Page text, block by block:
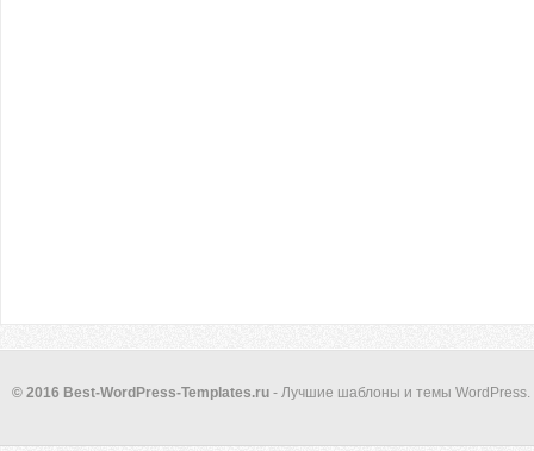
© 2016 Best-WordPress-Templates.ru - Лучшие шаблоны и темы